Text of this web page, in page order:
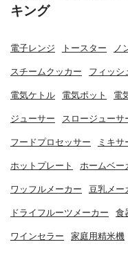
キング
電子レンジ トースター ノ
スチームクッカー フィッシ
電気ケトル 電気ポット 電
ジューサー スロージューサ
フードプロセッサー ミキサ
ホットプレート ホームベー
ワッフルメーカー 豆乳メー
ドライフルーツメーカー 食
ワインセラー 家庭用精米機